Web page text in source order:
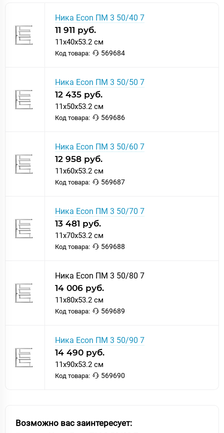
Ника Econ ПМ 3 50/40 7
11 911 руб.
11x40x53.2 см
Код товара: 569684
Ника Econ ПМ 3 50/50 7
12 435 руб.
11x50x53.2 см
Код товара: 569686
Ника Econ ПМ 3 50/60 7
12 958 руб.
11x60x53.2 см
Код товара: 569687
Ника Econ ПМ 3 50/70 7
13 481 руб.
11x70x53.2 см
Код товара: 569688
Ника Econ ПМ 3 50/80 7
14 006 руб.
11x80x53.2 см
Код товара: 569689
Ника Econ ПМ 3 50/90 7
14 490 руб.
11x90x53.2 см
Код товара: 569690
Возможно вас заинтересует: